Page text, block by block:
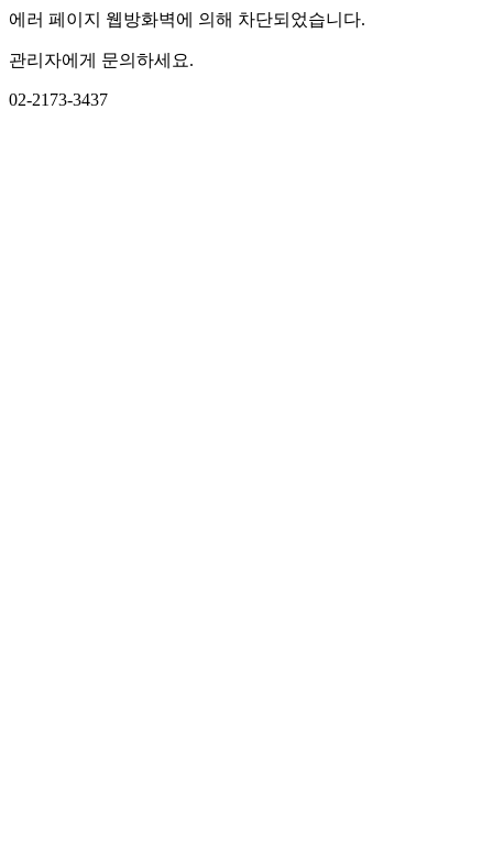
에러 페이지 웹방화벽에 의해 차단되었습니다.
관리자에게 문의하세요.
02-2173-3437